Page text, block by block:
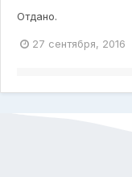
Отдано.
27 сентября, 2016